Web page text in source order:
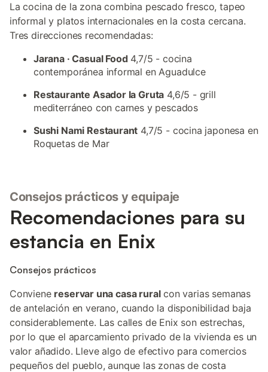
La cocina de la zona combina pescado fresco, tapeo
informal y platos internacionales en la costa cercana.
Tres direcciones recomendadas:
Jarana · Casual Food4,7/5 - cocina
contemporánea informal en Aguadulce
Restaurante Asador la Gruta 4,6/5 - grill
mediterráneo con carnes y pescados
Sushi Nami Restaurant 4,7/5 - cocina japonesa en
Roquetas de Mar
Consejos prácticos y equipaje
Recomendaciones para su
estancia en Enix
Consejos prácticos
Conviene reservar una casa ruralcon varias semanas
de antelación en verano, cuando la disponibilidad baja
considerablemente. Las calles de Enix son estrechas,
por lo que el aparcamiento privado de la vivienda es un
valor añadido. Lleve algo de efectivo para comercios
pequeños del pueblo, aunque las zonas de costa